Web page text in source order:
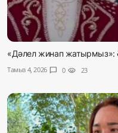
«Дәлел жинап жатырмыз»:
Тамыз 4, 2026 chat_bubble 0 visibility 23